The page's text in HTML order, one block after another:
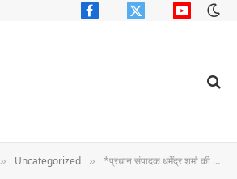
FacebookX
YouTube
» Uncategorized » *प्रधान संपादक धर्मेंद्र शर्मा की विशेष खबर-* Bihar Bridge Collapsed: बिहार में करोड़ों की लागत से बना ब्रिज गिरा, देखें वायरल वीडियो